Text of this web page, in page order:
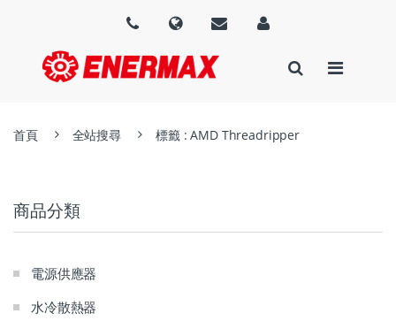
首頁 全站搜尋 標籤 : AMD Threadripper
商品分類
電源供應器
水冷散熱器